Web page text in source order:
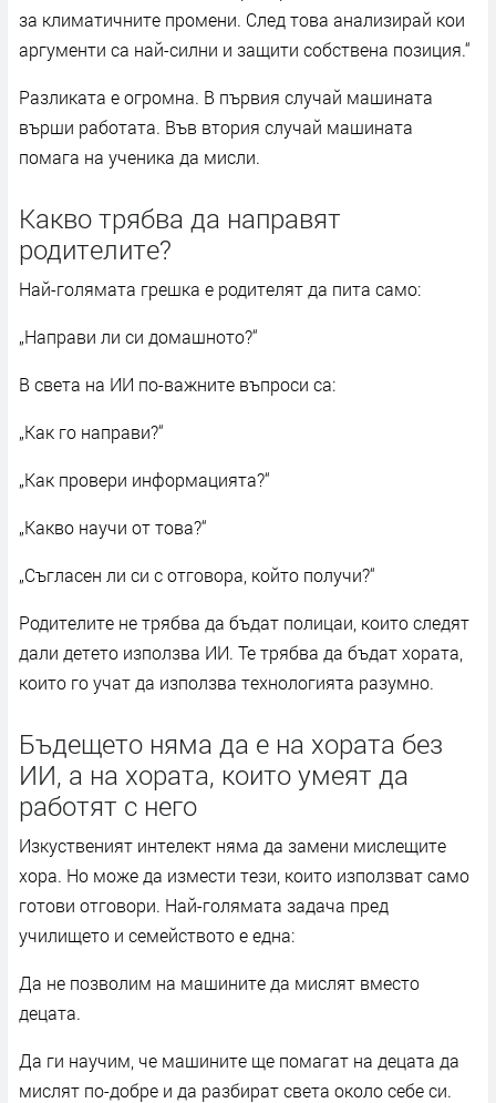
за климатичните промени. След това анализирай кои
аргументи са най-силни и защити собствена позиция.“
Разликата е огромна. В първия случай машината
върши работата. Във втория случай машината
помага на ученика да мисли.
Какво трябва да направят
родителите?
Най-голямата грешка е родителят да пита само:
„Направи ли си домашното?“
В света на ИИ по-важните въпроси са:
„Как го направи?“
„Как провери информацията?“
„Какво научи от това?“
„Съгласен ли си с отговора, който получи?“
Родителите не трябва да бъдат полицаи, които следят
дали детето използва ИИ. Те трябва да бъдат хората,
които го учат да използва технологията разумно.
Бъдещето няма да е на хората без
ИИ, а на хората, които умеят да
работят с него
Изкуственият интелект няма да замени мислещите
хора. Но може да измести тези, които използват само
готови отговори. Най-голямата задача пред
училището и семейството е една:
Да не позволим на машините да мислят вместо
децата.
Да ги научим, че машините ще помагат на децата да
мислят по-добре и да разбират света около себе си.